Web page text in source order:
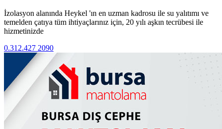
İzolasyon alanında Heykel 'ın en uzman kadrosu ile su yalıtımı ve
temelden çatıya tüm ihtiyaçlarınız için, 20 yılı aşkın tecrübesi ile
hizmetinizde
0.312.427 2090